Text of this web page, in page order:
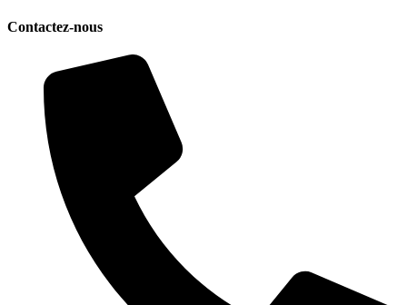
Contactez-nous